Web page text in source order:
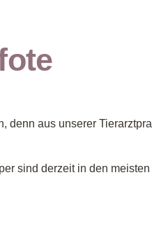
denn aus unserer
sind derzeit in den